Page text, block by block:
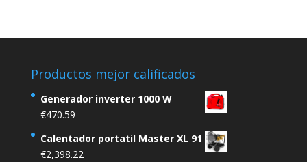
Productos mejor calificados
Generador inverter 1000 W
€470.59
Calentador portatil Master XL 91
€2,398.22